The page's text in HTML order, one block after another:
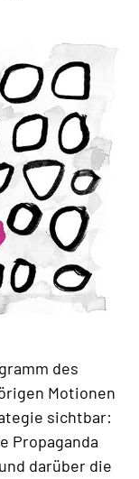
des
Motionen
sichtbar:
Propaganda
darüber die